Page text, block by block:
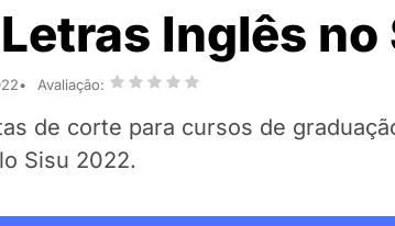
Inglês no
Avaliação:
de corte para cursos de
Sisu 2022.